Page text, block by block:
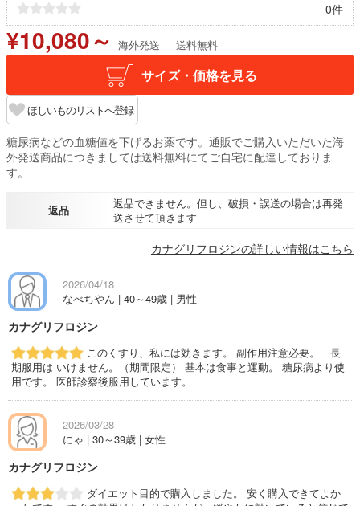
0件
¥10,080～ 海外発送 送料無料
サイズ・価格を見る
ほしいものリストへ登録
糖尿病などの血糖値を下げるお薬です。通販でご購入いただいた海
外発送商品につきましては送料無料にてご自宅に配達しておりま
す。
返品
返品できません。但し、破損・誤送の場合は再発
送させて頂きます
カナグリフロジンの詳しい情報はこちら
2026/04/18
なべちやん | 40～49歳 | 男性
カナグリフロジン
このくすり、私には効きます。 副作用注意必要。 長
期服用は いけません。（期間限定） 基本は食事と運動。 糖尿病より使
用です。 医師診察後服用しています。
2026/03/28
にゃ | 30～39歳 | 女性
カナグリフロジン
ダイエット目的で購入しました。 安く購入できてよか